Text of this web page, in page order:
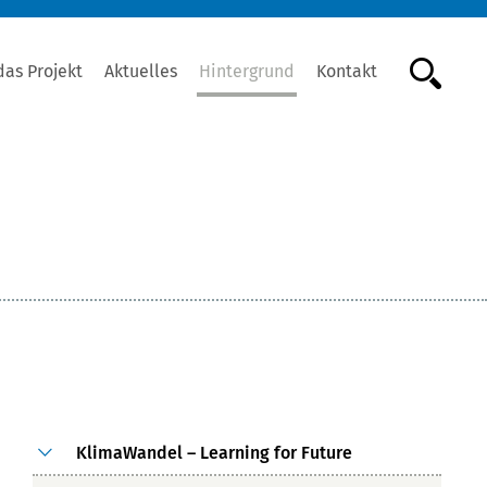
Projekt Aktuelles Hintergrund Kontakt
KlimaWandel – Learning for Future